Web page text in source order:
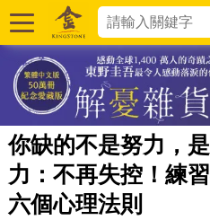
你缺的不是努力，
力：不再失控！練
六個心理法則